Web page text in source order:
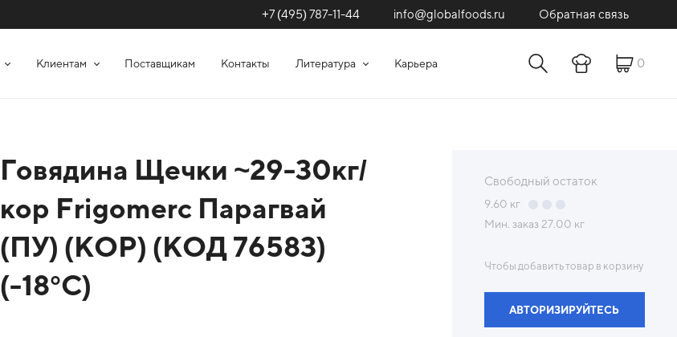
+7 (495) 787-11-44 info@globalfoods.ru Обратная связь
Клиентам Поставщикам Контакты Литература Карьера 0
Говядина Щечки ~29-30кг/
кор Frigomerc Парагвай
(ПУ) (КОР) (КОД 76583)
(-18°С)
Свободный остаток
9.60 кг
Мин. заказ 27.00 кг
Чтобы добавить товар в корзину
АВТОРИЗИРУЙТЕСЬ